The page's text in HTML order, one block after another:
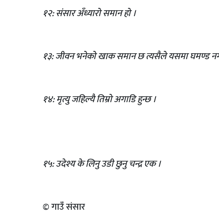
१२: संसार अँध्यारो समान हो ।
१३: जीवन भनेको खाक समान छ त्यसैले यसमा घमण्ड
१४: मृत्यु जहिल्यै तिम्रो अगाडि हुन्छ ।
१५: उदेश्य के लिनु उडी छुनु चन्द्र एक ।
© गाउँ संसार